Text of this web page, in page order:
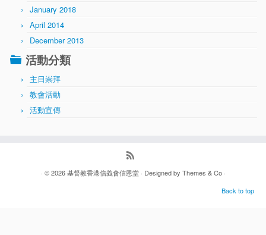
January 2018
April 2014
December 2013
活動分類
主日崇拜
教會活動
活動宣傳
· © 2026基督教香港信義會信恩堂· Designed by Themes & Co·
Back to top